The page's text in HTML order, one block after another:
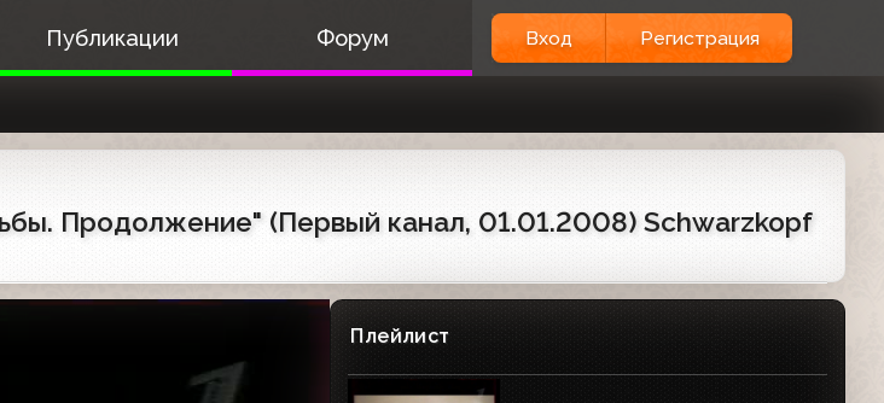
Публикации Форум Вход Регистрация
Продолжение" (Первый канал, 01.01.2008) Schwarzkopf
Плейлист